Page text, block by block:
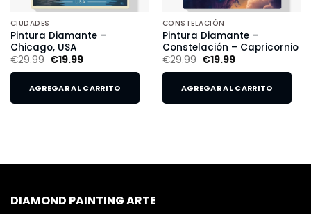
CIUDADES
Pintura Diamante –
Chicago, USA
€29.99 €19.99
AGREGAR AL CARRITO
CONSTELACIÓN
Pintura Diamante –
Constelación – Capricornio
€29.99 €19.99
AGREGAR AL CARRITO
DIAMOND PAINTING ARTE